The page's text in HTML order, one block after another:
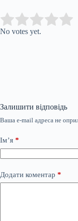
Rate this item:
No votes yet.
Залишити відповідь
Ваша e-mail адреса не
Ім’я *
Додати коментар *